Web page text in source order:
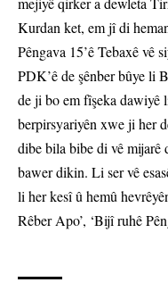
Kurdan ket, em jî di
Pêngava 15’ê Tebaxê vê
PDK’ê de şênber bûye li
de ji bo em fîşeka dawiyê
berpirsyariyên xwe ji her
dibe bila bibe di vê mijarê
bawer dikin. Li ser vê
li her kesî û hemû
Rêber Apo’, ‘Bijî ruhê